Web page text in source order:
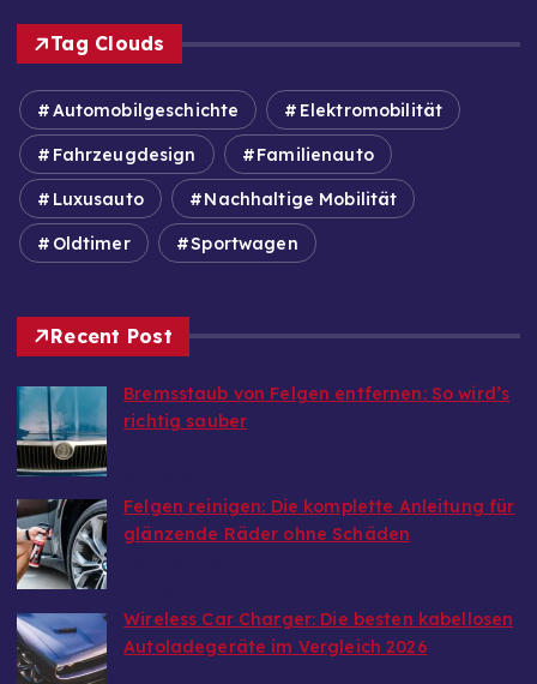
Tag Clouds
Automobilgeschichte Elektromobilität
Fahrzeugdesign Familienauto
Luxusauto Nachhaltige Mobilität
Oldtimer Sportwagen
Recent Post
Bremsstaub von Felgen entfernen: So wird’s
richtig sauber
Felgen reinigen: Die komplette Anleitung für
glänzende Räder ohne Schäden
Wireless Car Charger: Die besten kabellosen
Autoladegeräte im Vergleich 2026